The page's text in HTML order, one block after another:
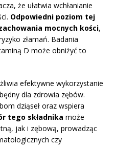
że ułatwia wchłanianie
Odpowiedni poziom tej
mocnych kości,
złamań. Badania
D może obniżyć to
efektywne wykorzystanie
dla zdrowia zębów.
dziąseł oraz wspiera
tego składnika może
jak i zębową, prowadząc
czy